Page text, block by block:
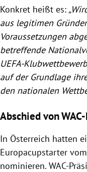
Konkret heißt es:
aus legitimen
Voraussetzungen
betreffende
UEFA-
auf der Grundlage
den nationalen
Abschied von
In Österreich hatten
Europacupstarter
nominieren. WAC-